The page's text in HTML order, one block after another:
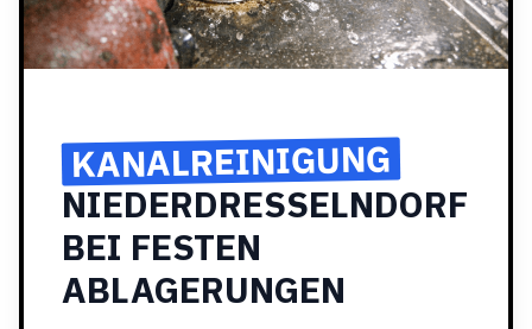
KANALREINIGUNG
NIEDERDRESSELNDORF
BEI FESTEN
ABLAGERUNGEN